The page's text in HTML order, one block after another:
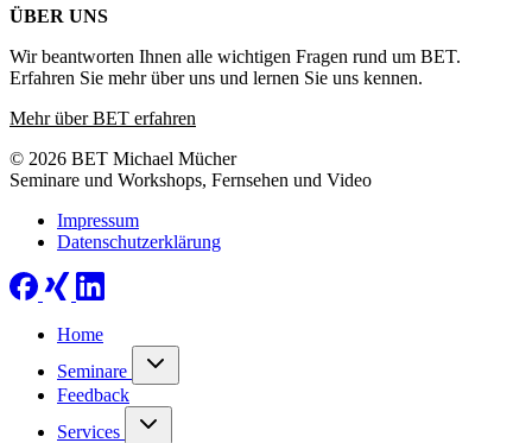
ÜBER UNS
Wir beantworten Ihnen alle wichtigen Fragen rund um BET.
Erfahren Sie mehr über uns und lernen Sie uns kennen.
Mehr über BET erfahren
© 2026 BET Michael Mücher
Seminare und Workshops, Fernsehen und Video
Impressum
Datenschutzerklärung
Home
Seminare
Feedback
Services